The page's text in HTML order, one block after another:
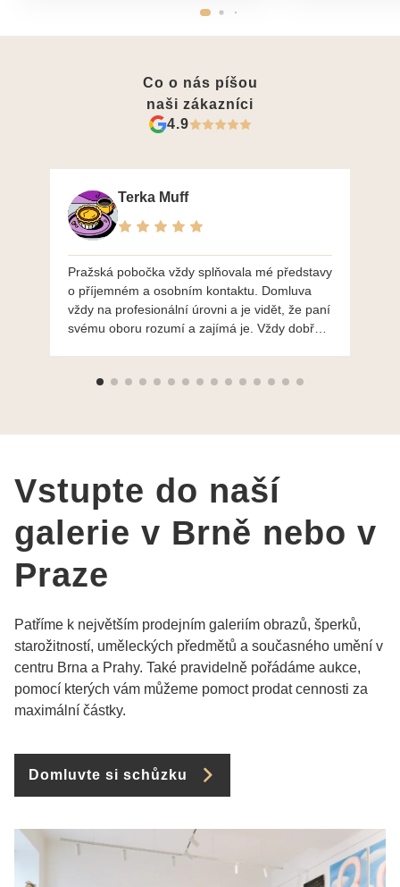
Co o nás píšou
naši zákazníci
4.9
Terka Muff
Pražská pobočka vždy splňovala mé představy
o příjemném a osobním kontaktu. Domluva
vždy na profesionální úrovni a je vidět, že paní
svému oboru rozumí a zajímá je. Vždy dobře a
výběru, jak už bylo napsáno - na požádání
Vstupte do naší
galerie v Brně nebo v
Praze
Patříme k největším prodejním galeriím obrazů, šperků,
starožitností, uměleckých předmětů a současného umění v
centru Brna a Prahy. Také pravidelně pořádáme aukce,
pomocí kterých vám můžeme pomoct prodat cennosti za
maximální částky.
Domluvte si schůzku